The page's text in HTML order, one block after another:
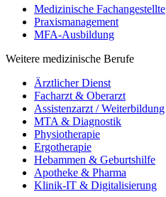
Medizinische Fachangestellte
Praxismanagement
MFA-Ausbildung
Weitere medizinische Berufe
Ärztlicher Dienst
Facharzt & Oberarzt
Assistenzarzt / Weiterbildung
MTA & Diagnostik
Physiotherapie
Ergotherapie
Hebammen & Geburtshilfe
Apotheke & Pharma
Klinik-IT & Digitalisierung